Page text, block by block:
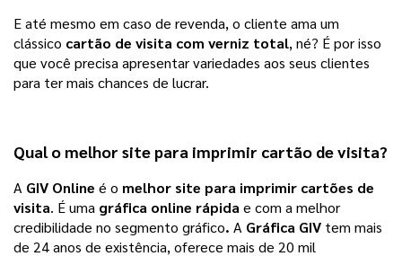
E até mesmo em caso de revenda, o cliente ama um
clássico cartão de visita com verniz total, né? É por isso
que você precisa apresentar variedades aos seus clientes
para ter mais chances de lucrar.
Qual o melhor site para imprimir cartão de visita?
A GIV Online é o melhor site para imprimir cartões de
visita. É uma gráfica online rápida e com a melhor
credibilidade no segmento gráfico. A Gráfica GIV tem mais